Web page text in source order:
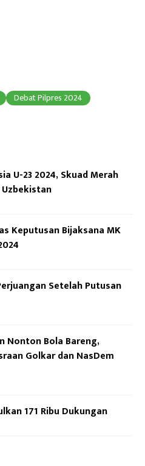
Debat Pilpres 2024
U-23 2024, Skuad Merah
Keputusan Bijaksana MK
Setelah Putusan
Nonton Bola Bareng,
Golkar dan NasDem
171 Ribu Dukungan